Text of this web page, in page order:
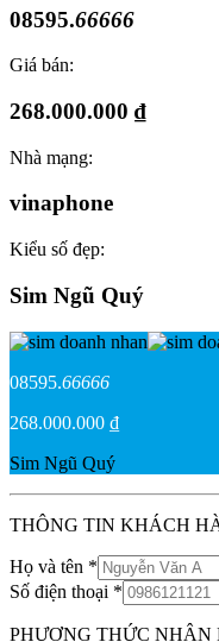
08595.66666
Giá bán:
268.000.000 ₫
Nhà mạng:
vinaphone
Kiểu số đẹp:
Sim Ngũ Quý
08595.66666
268.000.000 ₫
Sim Ngũ Quý
THÔNG TIN KHÁCH
Họ và tên *
Số điện thoại *
PHƯƠNG THỨC NHẬN